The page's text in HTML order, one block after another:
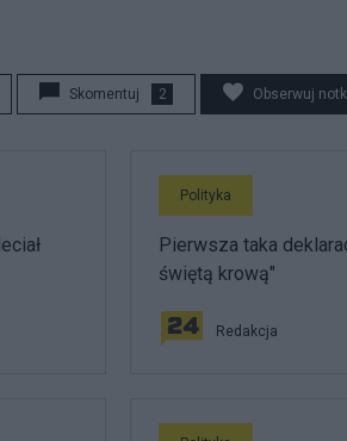
Skomentuj 2 Obserwuj
Polityka
Pierwsza taka
świętą krową"
Redakcja